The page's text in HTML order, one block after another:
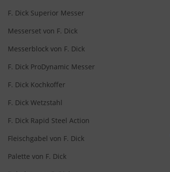
F. Dick Superior Messer
Messerset von F. Dick
Messerblock von F. Dick
F. Dick ProDynamic Messer
F. Dick Kochkoffer
F. Dick Wetzstahl
F. Dick Rapid Steel Action
Fleischgabel von F. Dick
Palette von F. Dick